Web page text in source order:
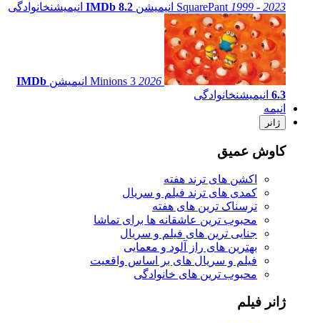
SquarePant 1999 - 2023 انیمیشن IMDb 8.2 انیمیشنخانوادگی
Minions 3 2026 انیمیشن IMDb
6.3 انیمیشنخانوادگی
انیمه
ژانر
کاوش عمیق
اکشن های ترند هفته
کمدی های ترند فیلم و سریال
ترسناک ترین های هفته
محبوب ترین عاشقانه ها برای تماشا
جنایی ترین های فیلم و سریال
بهترین های راز آلود و معمایی
فیلم و سریال های بر اساس واقعیت
محبوب ترین های خانوادگی
ژانر فیلم